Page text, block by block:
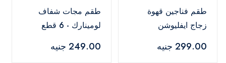
طقم فناجين قهوة
زجاج ايفليوشن
299.00 جنيه
طقم مجات شفاف
لومينارك - 6 قطع
249.00 جنيه